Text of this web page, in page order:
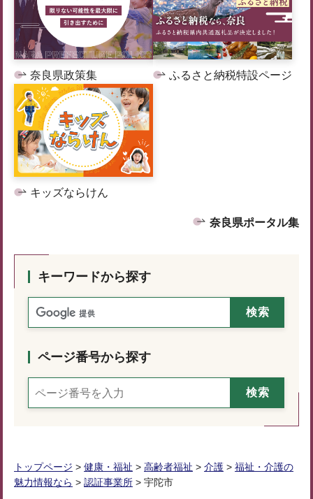
奈良県政策集 ふるさと納税特設ページ
キッズならけん
奈良県ポータル集
キーワードから探す
ページ番号から探す
トップページ > 健康・福祉 > 高齢者福祉 > 介護 > 福祉・介護の
魅力情報なら > 認証事業所 > 宇陀市